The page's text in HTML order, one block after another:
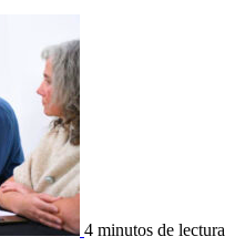
4 minutos de lectura